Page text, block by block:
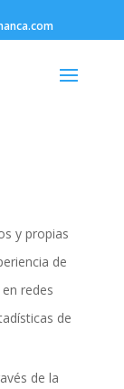
y propias
de
redes
de
de la